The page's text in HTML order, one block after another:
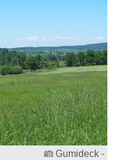
Gumideck -